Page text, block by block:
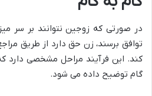
در صورتی که زوجین نتوانند بر سر
توافق برسند، زن حق دارد از طریق
کند. این فرآیند مراحل مشخصی دارد
گام توضیح داده می شود.